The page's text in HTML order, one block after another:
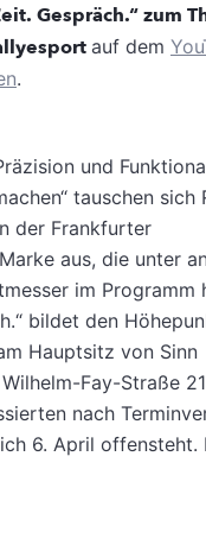
Gespräch.“ zum
auf dem
.
und
tauschen sich
der Frankfurter
aus, die unter
im Programm
bildet den
Hauptsitz von Sinn
Fay-Straße
nach
6. April offensteht.